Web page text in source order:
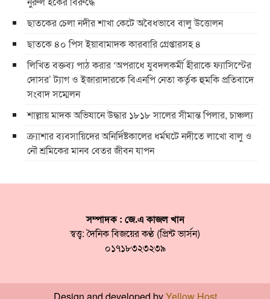
ছাতকের চেলা নদীর শাখা কেটে অবৈধভাবে বালু উত্তোলন
ছাতকে ৪০ পিস ইয়াবামাদক কারবারি গ্রেপ্তারসহ ৪
লিখিত বক্তব্য পাঠ করার ‘অপরাধে যুবদলকর্মী হীরাকে ফ্যাসিস্টের
দোসর’ ট্যাগ ও ইজারাদারকে বিএনপি নেতা কর্তৃক হুমকি প্রতিবাদে
সংবাদ সম্মেলন
শাল্লায় মাদক অভিযানে উদ্ধার ১৮১৮ সালের সীমান্ত পিলার, চাঞ্চল্য
ক্র্যাশার ব্যবসায়িদের অনির্দিষ্টকালের ধর্মঘটে নদীতে লাখো বালু ও
নৌ শ্রমিকের মানব বেতর জীবন যাপন
সম্পাদক : জে.এ কাজল খান
স্বত্ত্ব: দৈনিক বিজয়ের কণ্ঠ (প্রিন্ট ভার্সন)
০১৭১৮৩২৩২৩৯